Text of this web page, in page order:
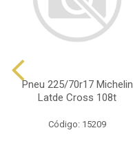
Pneu 225/70r17 Michelin
Latde Cross 108t
Código: 15209